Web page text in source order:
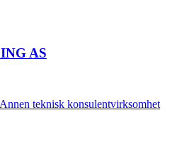
AS
teknisk konsulentvirksomhet